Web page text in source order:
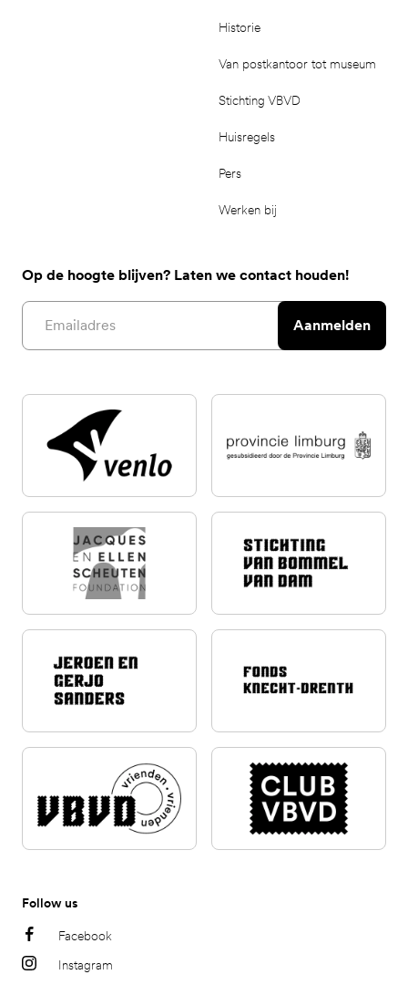
Historie
Van postkantoor tot museum
Stichting VBVD
Huisregels
Pers
Werken bij
Op de hoogte blijven? Laten we contact houden!
Email address
Aanmelden
Follow us
Facebook
Instagram